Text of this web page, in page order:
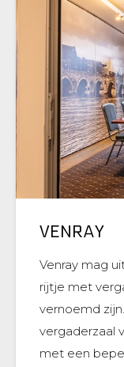
VENRAY
Venray mag
rijtje met
vernoemd
vergaderzaal
met een